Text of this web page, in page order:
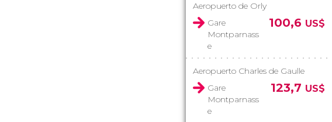
Aeropuerto de Orly
Gare
Montparnass
e
100,6 US$
Aeropuerto Charles de Gaulle
Gare
Montparnass
e
123,7 US$